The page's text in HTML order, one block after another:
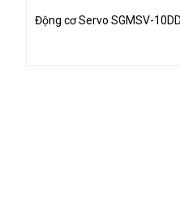
Động cơ Servo SGMSV-